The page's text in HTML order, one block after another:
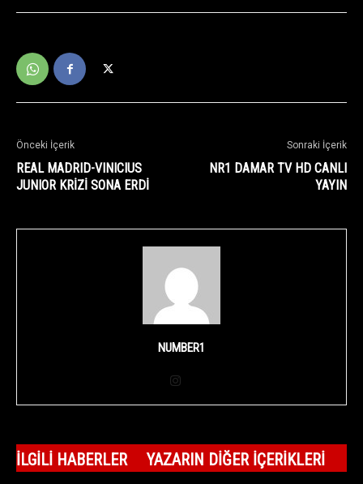
Önceki İçerik
REAL MADRID-VINICIUS
JUNIOR KRİZİ SONA ERDİ
Sonraki İçerik
NR1 DAMAR TV HD CANLI
YAYIN
NUMBER1
İLGILI HABERLER YAZARIN DIĞER İÇERIKLERI